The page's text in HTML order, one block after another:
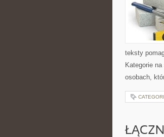
teksty
Kategorie
osobach,